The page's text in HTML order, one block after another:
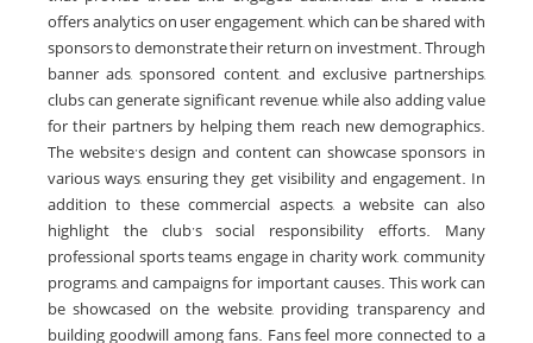
offers analytics on user engagement, which can be shared with
sponsors to demonstrate their return on investment. Through
banner ads, sponsored content, and exclusive partnerships,
clubs can generate significant revenue, while also adding value
for their partners by helping them reach new demographics.
The website’s design and content can showcase sponsors in
various ways, ensuring they get visibility and engagement. In
addition to these commercial aspects, a website can also
highlight the club’s social responsibility efforts. Many
professional sports teams engage in charity work, community
programs, and campaigns for important causes. This work can
be showcased on the website, providing transparency and
building goodwill among fans. Fans feel more connected to a